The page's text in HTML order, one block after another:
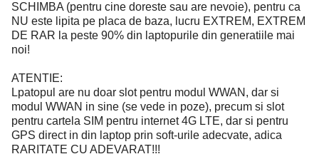
SCHIMBA (pentru cine doreste sau are nevoie), pentru ca
NU este lipita pe placa de baza, lucru EXTREM, EXTREM
DE RAR la peste 90% din laptopurile din generatiile mai
noi!
ATENTIE:
Lpatopul are nu doar slot pentru modul WWAN, dar si
modul WWAN in sine (se vede in poze), precum si slot
pentru cartela SIM pentru internet 4G LTE, dar si pentru
GPS direct in din laptop prin soft-urile adecvate, adica
RARITATE CU ADEVARAT!!!